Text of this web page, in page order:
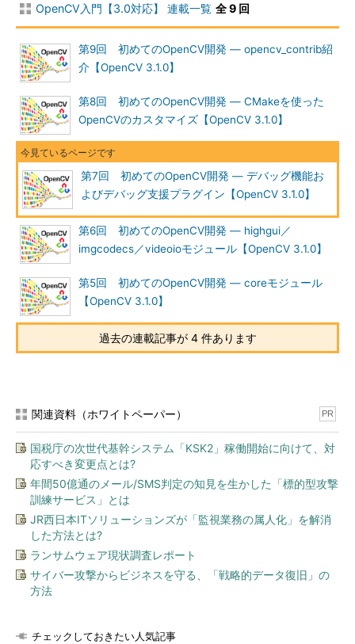
OpenCV入門【3.0対応】 連載一覧 全 9 回
第9回 初めてのOpenCV開発 ― opencv_contrib紹
介【OpenCV 3.1.0】
第8回 初めてのOpenCV開発 ― CMakeを使った
OpenCVのカスタマイズ【OpenCV 3.1.0】
第7回 初めてのOpenCV開発 ― デバッグ機能お
よびデバッグ支援プラグイン【OpenCV 3.1.0】
第6回 初めてのOpenCV開発 ― highgui／
imgcodecs／videoioモジュール【OpenCV 3.1.0】
第5回 初めてのOpenCV開発 ― coreモジュール
【OpenCV 3.1.0】
過去の連載記事が 4 件あります
関連資料（ホワイトペーパー） PR
国税庁の次世代基幹システム「KSK2」稼働開始に向けて、対
応すべき変更点とは?
年間50億通のメール/SMS判定の知見を生かした「標的型攻撃
訓練サービス」とは
JR西日本ITソリューションズが「監視業務の属人化」を解消
した方法とは?
ランサムウェア現状調査レポート
サイバー攻撃からビジネスを守る、「戦略的データ復旧」の
方法
チェックしておきたい人気記事